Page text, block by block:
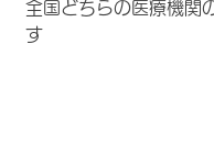
全国どちらの医療機関
す